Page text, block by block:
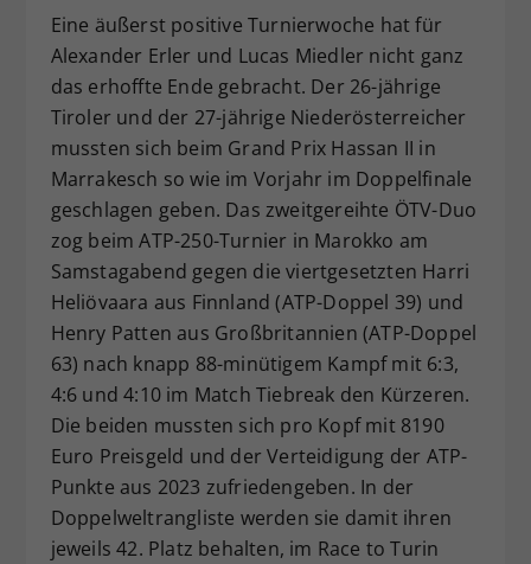
Eine äußerst positive Turnierwoche hat für
Alexander Erler und Lucas Miedler nicht ganz
das erhoffte Ende gebracht. Der 26-jährige
Tiroler und der 27-jährige Niederösterreicher
mussten sich beim Grand Prix Hassan II in
Marrakesch so wie im Vorjahr im Doppelfinale
geschlagen geben. Das zweitgereihte ÖTV-Duo
zog beim ATP-250-Turnier in Marokko am
Samstagabend gegen die viertgesetzten Harri
Heliövaara aus Finnland (ATP-Doppel 39) und
Henry Patten aus Großbritannien (ATP-Doppel
63) nach knapp 88-minütigem Kampf mit 6:3,
4:6 und 4:10 im Match Tiebreak den Kürzeren.
Die beiden mussten sich pro Kopf mit 8190
Euro Preisgeld und der Verteidigung der ATP-
Punkte aus 2023 zufriedengeben. In der
Doppelweltrangliste werden sie damit ihren
jeweils 42. Platz behalten, im Race to Turin
Zweck
Dieser Wert speichert Ihre Consent-
Einstellungen. Unter anderem eine
zufällig generierte ID, für die
historische Speicherung Ihrer
vorgenommen Einstellungen, falls der
Webseiten-Betreiber dies eingestellt
hat.